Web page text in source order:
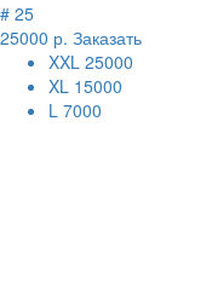
# 25
25000 р. Заказать
XXL 25000
XL 15000
L 7000